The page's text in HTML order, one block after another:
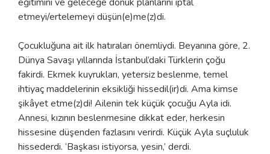
etmeyi/ertelemeyi düşün(e)me(z)di.
Çocukluğuna ait ilk hatıraları önemliydi. Beyanına göre, 2.
Dünya Savaşı yıllarında İstanbul’daki Türklerin çoğu
fakirdi. Ekmek kuyrukları, yetersiz beslenme, temel
ihtiyaç maddelerinin eksikliği hissedil(ir)di. Ama kimse
şikâyet etme(z)di! Ailenin tek küçük çocuğu Ayla idi.
Annesi, kızının beslenmesine dikkat eder, herkesin
hissesine düşenden fazlasını verirdi. Küçük Ayla suçluluk
hissederdi. ‘Başkası istiyorsa, yesin,’ derdi.